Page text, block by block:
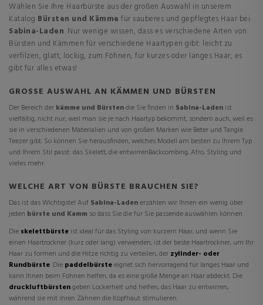
Wählen Sie Ihre Haarbürste aus der großen Auswahl in unserem
Katalog Bürsten und Kämme für sauberes und gepflegtes Haar bei
Sabina-Laden. Nur wenige wissen, dass es verschiedene Arten von
Bürsten und Kämmen für verschiedene Haartypen gibt: leicht zu
verfilzen, glatt, lockig, zum Föhnen, für kurzes oder langes Haar, es
gibt für alles etwas!
GROSSE AUSWAHL AN KÄMMEN UND BÜRSTEN
Der Bereich der kämme und Bürstendie Sie finden in Sabina-Laden ist
vielfältig, nicht nur, weil man sie je nach Haartyp bekommt, sondern auch, weil es
sie in verschiedenen Materialien und von großen Marken wie Beter und Tangle
Teezer gibt. So können Sie herausfinden, welches Modell am besten zu Ihrem Typ
und Ihrem Stil passt: das Skelett, die entwirrenBackcombing, Afro, Styling und
vieles mehr.
WELCHE ART VON BÜRSTE BRAUCHEN SIE?
Das ist das Wichtigste! Auf Sabina-Laden erzählen wir Ihnen ein wenig über
jeden bürste und Kamm so dass Sie die für Sie passende auswählen können
Die skelettbürste ist ideal für das Styling von kurzem Haar, und wenn Sie
einen Haartrockner (kurz oder lang) verwenden, ist der beste Haartrockner, um Ihr
Haar zu formen und die Hitze richtig zu verteilen, der zylinder- oder
Rundbürste. Die paddelbürste eignet sich hervorragend für langes Haar und
kann Ihnen beim Föhnen helfen, da es eine große Menge an Haar abdeckt. Die
druckluftbürstengeben Lockerheit und helfen, das Haar zu entwirren,
während sie mit ihren Zähnen die Kopfhaut stimulieren.